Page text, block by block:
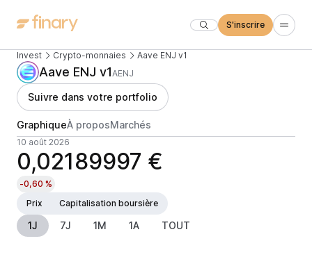
S'inscrire
Invest Crypto-monnaies Aave ENJ v1
Aave ENJ v1AENJ
Suivre dans votre portfolio
GraphiqueÀ proposMarchés
10 août 2026
0,02189997 €
-0,60 %
Prix
Capitalisation boursière
1J 7J 1M 1A TOUT